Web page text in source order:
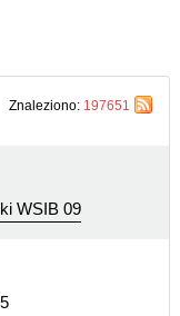
Znaleziono: 197651
WSIB 09